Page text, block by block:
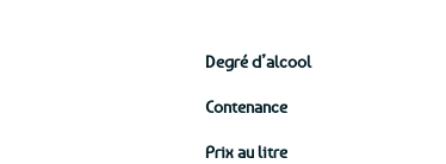
Degré d’alcool
Contenance
Prix au litre